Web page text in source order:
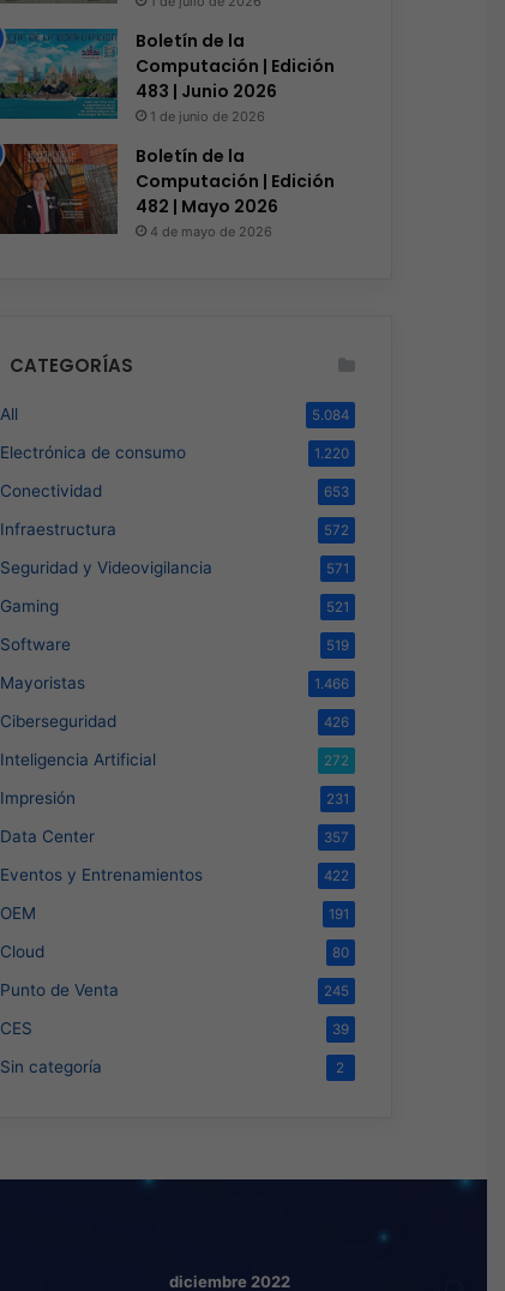
Boletín de la
Computación | Edición
483 | Junio 2026
1 de junio de 2026
Boletín de la
Computación | Edición
482 | Mayo 2026
4 de mayo de 2026
CATEGORÍAS
All 5.084
Electrónica de consumo 1.220
Conectividad 653
Infraestructura 572
Seguridad y Videovigilancia 571
Gaming 521
Software 519
Mayoristas 1.466
Ciberseguridad 426
Inteligencia Artificial 272
Impresión 231
Data Center 357
Eventos y Entrenamientos 422
OEM 191
Cloud 80
Punto de Venta 245
CES 39
Sin categoría 2
diciembre 2022